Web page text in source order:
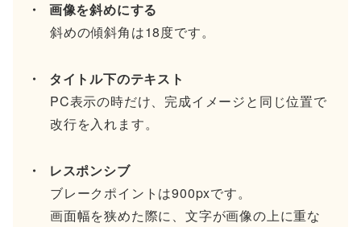
画像を斜めにする
斜めの傾斜角は18度です。
タイトル下のテキスト
PC表示の時だけ、完成イメージと同じ位置で
改行を入れます。
レスポンシブ
ブレークポイントは900pxです。
画面幅を狭めた際に、文字が画像の上に重な